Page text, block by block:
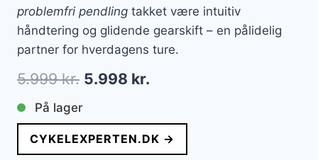
problemfri pendling takket være intuitiv
håndtering og glidende gearskift – en pålidelig
partner for hverdagens ture.
5.999kr. Den
pris
var:
5.998 kr.
pris
er:
På lager
CYKELEXPERTEN.DK →